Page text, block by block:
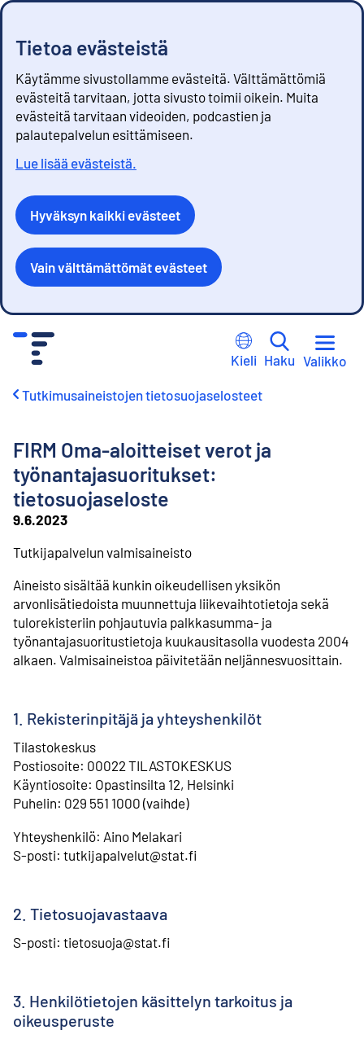
Tietoa evästeistä
Käytämme sivustollamme evästeitä. Välttämättömiä
evästeitä tarvitaan, jotta sivusto toimii oikein. Muita
evästeitä tarvitaan videoiden, podcastien ja
palautepalvelun esittämiseen.
Lue lisää evästeistä.
Hyväksyn kaikki evästeet
Vain välttämättömät evästeet
Kieli Haku Valikko
Tutkimusaineistojen tietosuojaselosteet
FIRM Oma-aloitteiset verot ja
työnantajasuoritukset:
tietosuojaseloste
9.6.2023
Tutkijapalvelun valmisaineisto
Aineisto sisältää kunkin oikeudellisen yksikön
arvonlisätiedoista muunnettuja liikevaihtotietoja sekä
tulorekisteriin pohjautuvia palkkasumma- ja
työnantajasuoritustietoja kuukausitasolla vuodesta 2004
alkaen. Valmisaineistoa päivitetään neljännesvuosittain.
1. Rekisterinpitäjä ja yhteyshenkilöt
Tilastokeskus
⁠Postiosoite: 00022 TILASTOKESKUS
⁠Käyntiosoite: Opastinsilta 12, Helsinki
⁠Puhelin: 029 551 1000 (vaihde)
Yhteyshenkilö: Aino Melakari
⁠S-posti: tutkijapalvelut@stat.fi
2. Tietosuojavastaava
S-posti: tietosuoja@stat.fi
3. Henkilötietojen käsittelyn tarkoitus ja
oikeusperuste